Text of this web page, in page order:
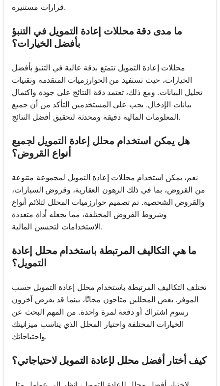
قرارات مستنيرة.
ما مدى دقة محللات إعادة التمويل في التنبؤ
بأفضل الخيارات؟
محللات إعادة التمويل تتمتع بدقة عالية في التنبؤ بأفضل
الخيارات، حيث تستفيد من الخوارزميات المتقدمة وتقنيات
تحليل البيانات. ومع ذلك، تعتمد دقة النتائج على جودة واكتمال
بيانات الإدخال. يجب على المستخدمين التأكد من أن جميع
المعلومات المالية دقيقة ومحدثة لتحقيق أفضل النتائج.
هل يمكن استخدام محلل إعادة التمويل لجميع
أنواع القروض؟
نعم، يمكن استخدام محللات إعادة التمويل لمجموعة متنوعة
من القروض، بما في ذلك الرهون العقارية، وقروض السيارات،
والقروض الشخصية. تم تصميم خوارزميات المحلل لتلائم أنواع
وشروط القروض المختلفة، مما يجعله أداة متعددة
الاستخدامات لتحسين المالية.
ما هي التكاليف المرتبطة باستخدام محلل إعادة
التمويل؟
تختلف التكاليف المرتبطة باستخدام محلل إعادة التمويل حسب
الموفر. بعض المحللين متاحون مجانًا، بينما قد يفرض آخرون
رسوم اشتراك أو دفعة لمرة واحدة. من المهم البحث عن
الخيارات المختلفة واختيار المحلل الذي يناسب ميزانيتك
واحتياجاتك.
كيف أختار أفضل محلل لإعادة التمويل لاحتياجاتي؟